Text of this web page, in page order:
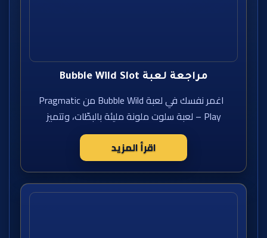
مراجعة لعبة Bubble Wild Slot
اغمر نفسك في لعبة Bubble Wild من Pragmatic
Play – لعبة سلوت ملونة مليئة بالبطّات، وتتميز
اقرأ المزيد